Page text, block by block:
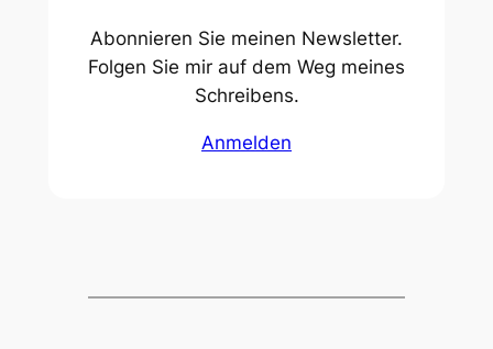
Abonnieren Sie meinen Newsletter.
Folgen Sie mir auf dem Weg meines
Schreibens.
Anmelden